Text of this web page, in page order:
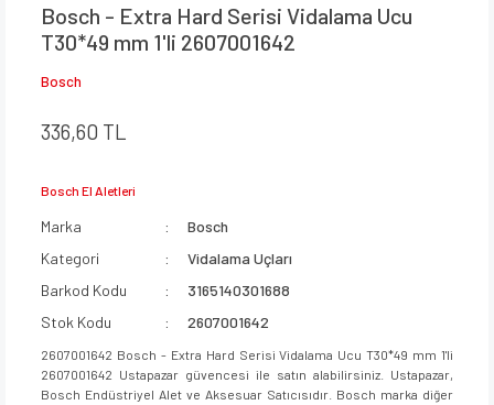
Bosch - Extra Hard Serisi Vidalama Ucu
T30*49 mm 1'li 2607001642
Bosch
336,60 TL
Bosch El Aletleri
Marka
Bosch
Kategori
Vidalama Uçları
Barkod Kodu
3165140301688
Stok Kodu
2607001642
2607001642 Bosch - Extra Hard Serisi Vidalama Ucu T30*49 mm 1'li
2607001642 Ustapazar güvencesi ile satın alabilirsiniz. Ustapazar,
Bosch Endüstriyel Alet ve Aksesuar Satıcısıdır. Bosch marka diğer